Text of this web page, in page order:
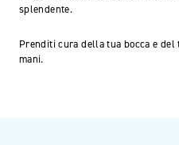
splendente.
Prenditi cura della tua bocca e
mani.